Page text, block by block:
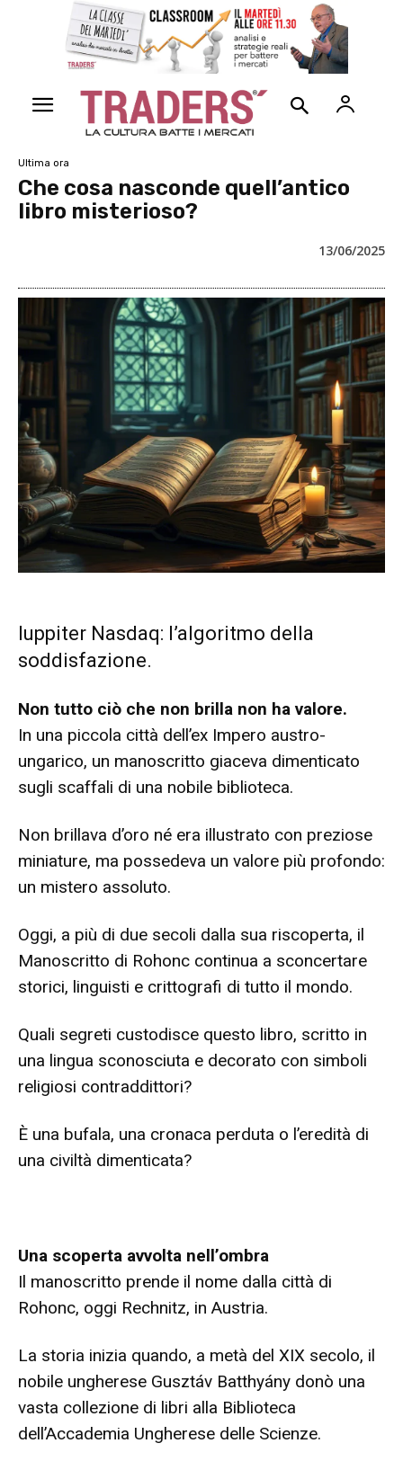
Ultima ora
Che cosa nasconde quell’antico
libro misterioso?
13/06/2025
Iuppiter Nasdaq: l’algoritmo della
soddisfazione.
Non tutto ciò che non brilla non ha valore.
In una piccola città dell’ex Impero austro-
ungarico, un manoscritto giaceva dimenticato
sugli scaffali di una nobile biblioteca.
Non brillava d’oro né era illustrato con preziose
miniature, ma possedeva un valore più profondo:
un mistero assoluto.
Oggi, a più di due secoli dalla sua riscoperta, il
Manoscritto di Rohonc continua a sconcertare
storici, linguisti e crittografi di tutto il mondo.
Quali segreti custodisce questo libro, scritto in
una lingua sconosciuta e decorato con simboli
religiosi contraddittori?
È una bufala, una cronaca perduta o l’eredità di
una civiltà dimenticata?
Una scoperta avvolta nell’ombra
Il manoscritto prende il nome dalla città di
Rohonc, oggi Rechnitz, in Austria.
La storia inizia quando, a metà del XIX secolo, il
nobile ungherese Gusztáv Batthyány donò una
vasta collezione di libri alla Biblioteca
dell’Accademia Ungherese delle Scienze.